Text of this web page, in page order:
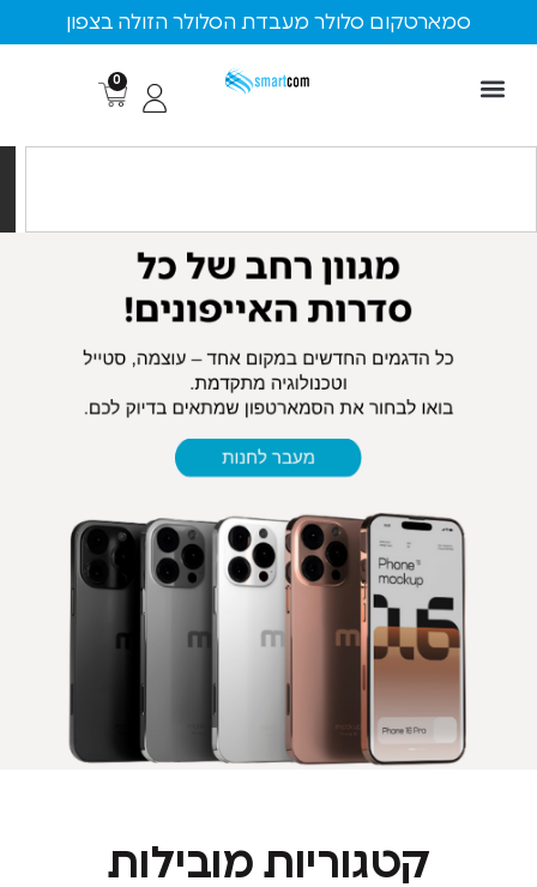
סלולר מעבדת הסלולר הזולה בצפון
קטגוריות מובילות